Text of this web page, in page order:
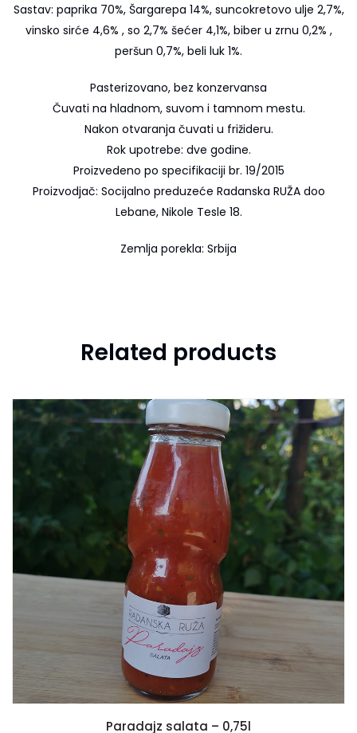
Sastav: paprika 70%, Šargarepa 14%, suncokretovo ulje 2,7%,
vinsko sirće 4,6% , so 2,7% šećer 4,1%, biber u zrnu 0,2% ,
peršun 0,7%, beli luk 1%.
Pasterizovano, bez konzervansa
Čuvati na hladnom, suvom i tamnom mestu.
Nakon otvaranja čuvati u frižideru.
Rok upotrebe: dve godine.
Proizvedeno po specifikaciji br. 19/2015
Proizvodjač: Socijalno preduzeće Radanska RUŽA doo
Lebane, Nikole Tesle 18.
Zemlja porekla: Srbija
Related products
READ MORE
Paradajz salata – 0,75l